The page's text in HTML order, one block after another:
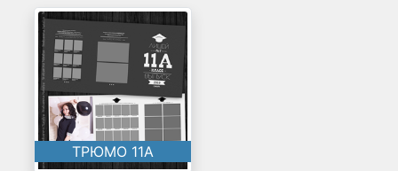
ТРЮМО 11А